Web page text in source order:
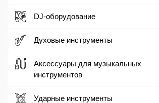
DJ-оборудование
Духовые инструменты
Аксессуары для музыкальных
инструментов
Ударные инструменты